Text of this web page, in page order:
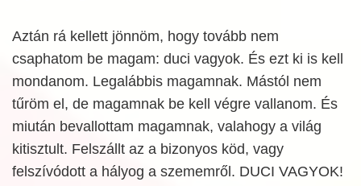
Aztán rá kellett jönnöm, hogy tovább nem
csaphatom be magam: duci vagyok. És ezt ki is kell
mondanom. Legalábbis magamnak. Mástól nem
tűröm el, de magamnak be kell végre vallanom. És
miután bevallottam magamnak, valahogy a világ
kitisztult. Felszállt az a bizonyos köd, vagy
felszívódott a hályog a szememről. DUCI VAGYOK!